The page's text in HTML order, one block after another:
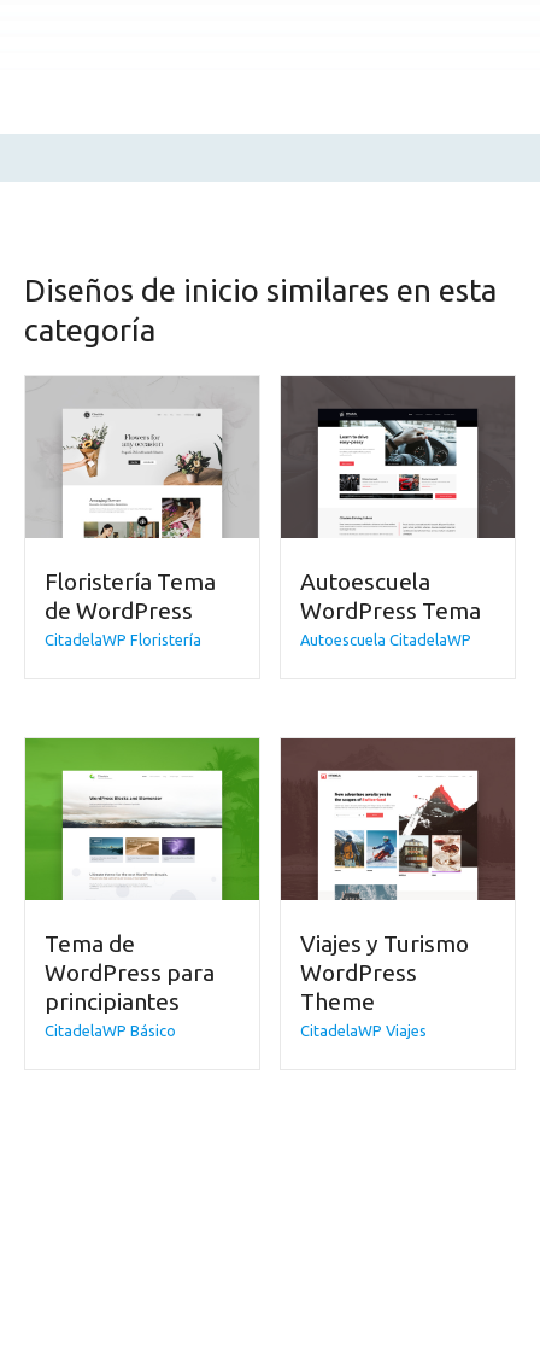
Diseños de inicio similares en esta
categoría
Floristería Tema
de WordPress
CitadelaWP Floristería
Autoescuela
WordPress Tema
Autoescuela CitadelaWP
Tema de
WordPress para
principiantes
CitadelaWP Básico
Viajes y Turismo
WordPress
Theme
CitadelaWP Viajes